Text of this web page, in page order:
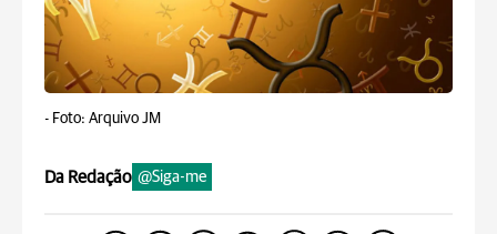
- Foto: Arquivo JM
Da Redação @Siga-me